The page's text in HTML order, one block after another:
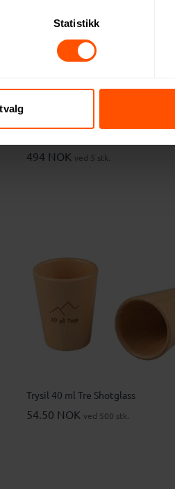
Statistikk
494 NOK ved 5 stk.
Trysil 40 ml Tre Shotglass
54.50 NOK ved 500 stk.